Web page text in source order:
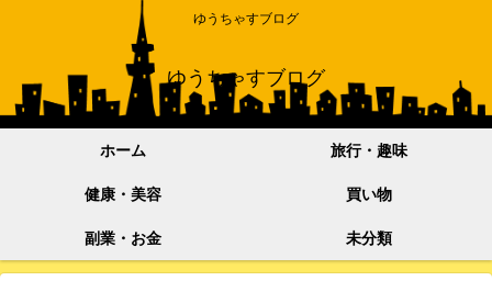
ゆうちゃすブログ
ゆうちゃすブログ
ホーム 旅行・趣味
健康・美容 買い物
副業・お金 未分類